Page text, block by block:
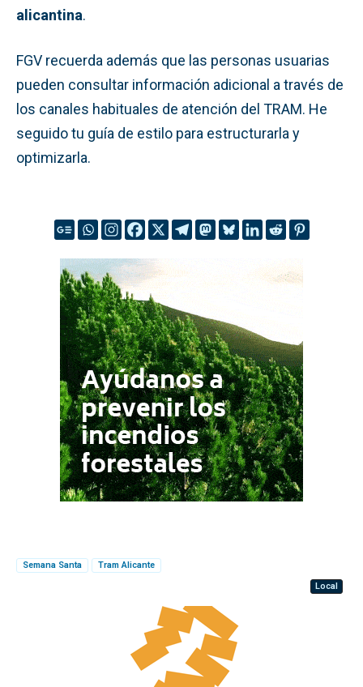
alicantina.
FGV recuerda además que las personas usuarias
pueden consultar información adicional a través de
los canales habituales de atención del TRAM. He
seguido tu guía de estilo para estructurarla y
optimizarla.
Semana Santa
Tram Alicante
Local